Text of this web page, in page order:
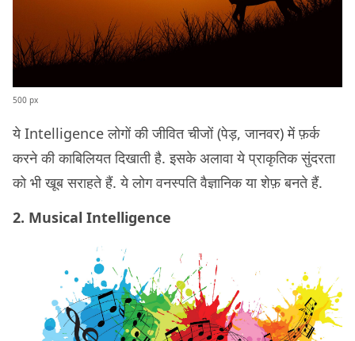
500 px
ये Intelligence लोगों की जीवित चीजों (पेड़, जानवर) में फ़र्क
करने की काबिलियत दिखाती है. इसके अलावा ये प्राकृतिक सुंदरता
को भी खूब सराहते हैं. ये लोग वनस्पति वैज्ञानिक या शेफ़ बनते हैं.
2. Musical Intelligence